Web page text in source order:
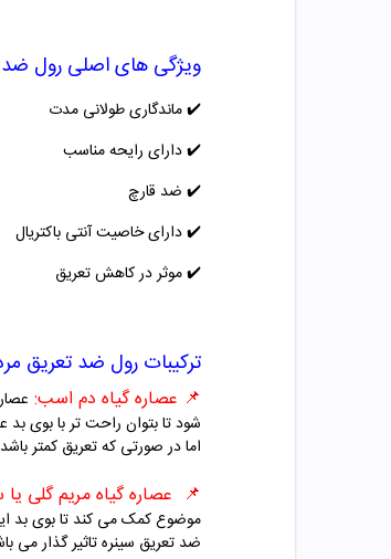
ویژگی های اصلی رول ضد
✔️ماندگاری طولانی مدت
✔️دارای رایحه مناسب
✔️ ضد قارچ
✔️دارای خاصیت آنتی باکتریال
✔️موثر در کاهش تعریق
ترکیبات رول ضد تعریق
📌 عصاره گیاه دم اسب:
شود تا بتوان راحت تر با بوی
اما در صورتی که تعریق کمتر
📌 عصاره گیاه مریم گلی
موضوع کمک می کند تا بوی بد
ضد تعریق سینره تاثیر گذار می